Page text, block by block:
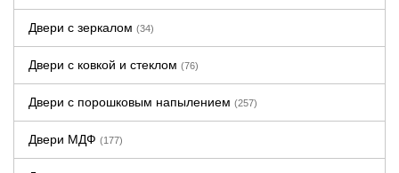
Двери с зеркалом (34)
Двери с ковкой и стеклом (76)
Двери с порошковым напылением (257)
Двери МДФ (177)